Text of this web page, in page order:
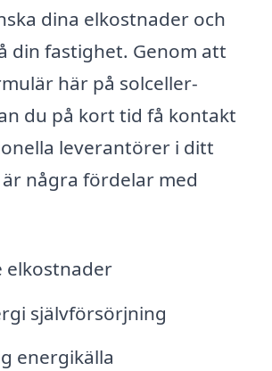
dina elkostnader och
din fastighet. Genom att
här på solceller-
du på kort tid få kontakt
leverantörer i ditt
några fördelar med
elkostnader
självförsörjning
energikälla